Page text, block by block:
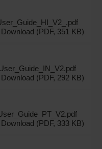
Download (PDF, 351 KB)
Download (PDF, 292 KB)
Download (PDF, 333 KB)